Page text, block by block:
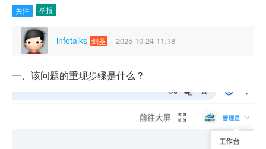
关注
举报
infotalks 剑圣 2025-10-24 11:18
一、该问题的重现步骤是什么？